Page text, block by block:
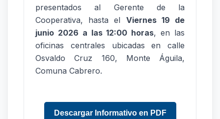
presentados al Gerente de la
Cooperativa, hasta el Viernes 19 de
junio 2026 a las 12:00 horas, en las
oficinas centrales ubicadas en calle
Osvaldo Cruz 160, Monte Águila,
Comuna Cabrero.
Descargar Informativo en PDF